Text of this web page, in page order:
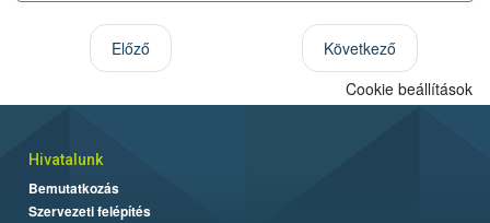
Előző
Következő
Cookie beállítások
Hivatalunk
Bemutatkozás
Szervezeti felépítés